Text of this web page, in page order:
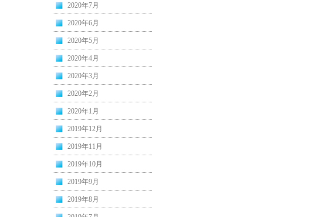
2020年7月
2020年6月
2020年5月
2020年4月
2020年3月
2020年2月
2020年1月
2019年12月
2019年11月
2019年10月
2019年9月
2019年8月